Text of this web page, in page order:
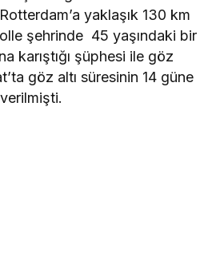
yaklaşık 130 km
şehrinde 45 yaşındaki bir
karıştığı şüphesi ile göz
göz altı süresinin 14 güne
verilmişti.